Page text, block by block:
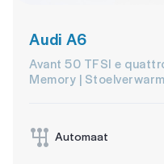
Audi A6
Avant 50 TFSI e
Memory |
Automaat